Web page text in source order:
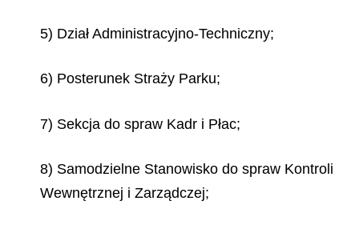
5) Dział Administracyjno-Techniczny;
6) Posterunek Straży Parku;
7) Sekcja do spraw Kadr i Płac;
8) Samodzielne Stanowisko do spraw Kontroli
Wewnętrznej i Zarządczej;